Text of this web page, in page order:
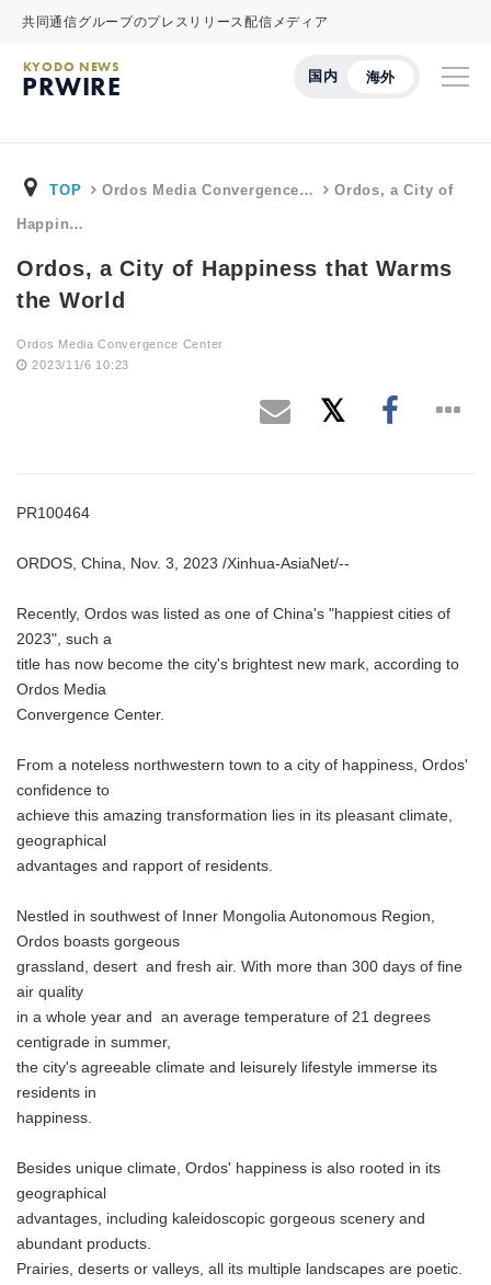
共同通信グループのプレスリリース配信メディア
国内 海外
KYODO NEWS
PRWIRE
TOP Ordos Media Convergence… Ordos, a City of
Happin…
Ordos, a City of Happiness that Warms
the World
Ordos Media Convergence Center
2023/11/6 10:23
PR100464
ORDOS, China, Nov. 3, 2023 /Xinhua-AsiaNet/--
Recently, Ordos was listed as one of China's "happiest cities of
2023", such a
title has now become the city's brightest new mark, according to
Ordos Media
Convergence Center.
From a noteless northwestern town to a city of happiness, Ordos'
confidence to
achieve this amazing transformation lies in its pleasant climate,
geographical
advantages and rapport of residents.
Nestled in southwest of Inner Mongolia Autonomous Region,
Ordos boasts gorgeous
grassland, desert and fresh air. With more than 300 days of fine
air quality
in a whole year and an average temperature of 21 degrees
centigrade in summer,
the city's agreeable climate and leisurely lifestyle immerse its
residents in
happiness.
Besides unique climate, Ordos' happiness is also rooted in its
geographical
advantages, including kaleidoscopic gorgeous scenery and
abundant products.
Prairies, deserts or valleys, all its multiple landscapes are poetic.